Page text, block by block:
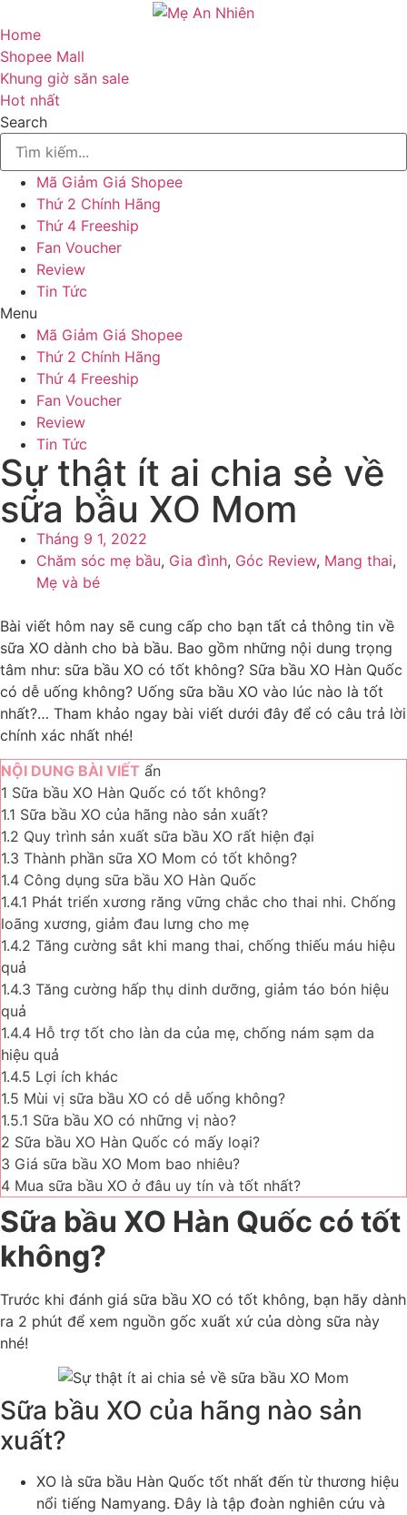
to
content
Home
Shopee Mall
Khung giờ săn sale
Hot nhất
Search
Mã Giảm Giá Shopee
Thứ 2 Chính Hãng
Thứ 4 Freeship
Fan Voucher
Review
Tin Tức
Menu
Mã Giảm Giá Shopee
Thứ 2 Chính Hãng
Thứ 4 Freeship
Fan Voucher
Review
Tin Tức
Sự thật ít ai chia sẻ về
sữa bầu XO Mom
Tháng 9 1, 2022
Chăm sóc mẹ bầu, Gia đình, Góc Review, Mang thai,
Mẹ và bé
Bài viết hôm nay sẽ cung cấp cho bạn tất cả thông tin về
sữa XO dành cho bà bầu. Bao gồm những nội dung trọng
tâm như: sữa bầu XO có tốt không? Sữa bầu XO Hàn Quốc
có dễ uống không? Uống sữa bầu XO vào lúc nào là tốt
nhất?… Tham khảo ngay bài viết dưới đây để có câu trả lời
chính xác nhất nhé!
NỘI DUNG BÀI VIẾT ẩn
1 Sữa bầu XO Hàn Quốc có tốt không?
1.1 Sữa bầu XO của hãng nào sản xuất?
1.2 Quy trình sản xuất sữa bầu XO rất hiện đại
1.3 Thành phần sữa XO Mom có tốt không?
1.4 Công dụng sữa bầu XO Hàn Quốc
1.4.1 Phát triển xương răng vững chắc cho thai nhi. Chống
loãng xương, giảm đau lưng cho mẹ
1.4.2 Tăng cường sắt khi mang thai, chống thiếu máu hiệu
quả
1.4.3 Tăng cường hấp thụ dinh dưỡng, giảm táo bón hiệu
quả
1.4.4 Hỗ trợ tốt cho làn da của mẹ, chống nám sạm da
hiệu quả
1.4.5 Lợi ích khác
1.5 Mùi vị sữa bầu XO có dễ uống không?
1.5.1 Sữa bầu XO có những vị nào?
2 Sữa bầu XO Hàn Quốc có mấy loại?
3 Giá sữa bầu XO Mom bao nhiêu?
4 Mua sữa bầu XO ở đâu uy tín và tốt nhất?
Sữa bầu XO Hàn Quốc có tốt
không?
Trước khi đánh giá sữa bầu XO có tốt không, bạn hãy dành
ra 2 phút để xem nguồn gốc xuất xứ của dòng sữa này
nhé!
Sữa bầu XO của hãng nào sản
xuất?
XO là sữa bầu Hàn Quốc tốt nhất đến từ thương hiệu
nổi tiếng Namyang. Đây là tập đoàn nghiên cứu và